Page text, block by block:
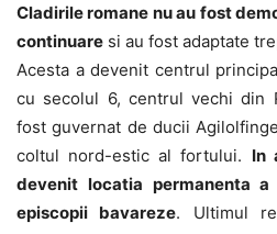
Cladirile romane nu au fost
continuare si au fost adaptate
Acesta a devenit centrul
cu secolul 6, centrul vechi din
fost guvernat de ducii
coltul nord-estic al fortului. In
devenit locatia permanenta
episcopii bavareze. Ultimul